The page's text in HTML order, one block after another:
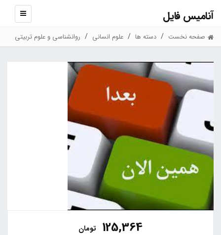
آنامیس فایل
نمایش
صفحه نخست دسته ها علوم انسانی روانشناسی و علوم تربیتی
125,364 تومان